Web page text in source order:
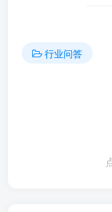
行业问答